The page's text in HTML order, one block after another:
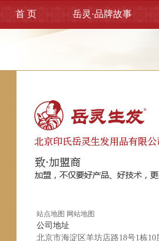
首 页 岳灵·品牌故事
站点地图 网站地图
公司地址
北京市海淀区羊坊店路18号1栋10